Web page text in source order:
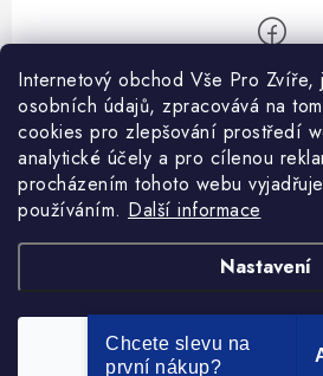
Internetový obchod Vše Pro Zvíře,
osobních údajů, zpracovává na
cookies pro zlepšování prostředí
analytické účely a pro cílenou
procházením tohoto webu
používáním. Další informace
Nastavení
Souhlasím
Informace pro Vás
Ceník dopravy
Kontakty
Obchodní podmínky
Podmínky ochrany osobních údajů
Heuréka recenze
Copyright 2026Vše Pro Zvíře .
Chcete slevu na
první nákup?